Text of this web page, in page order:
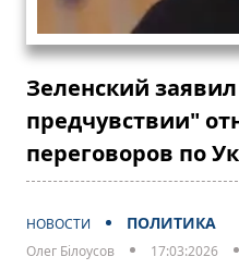
Зеленский
предчувствии"
переговоров по
НОВОСТИ ПОЛИТИКА
Олег Білоусов 17:03:2026